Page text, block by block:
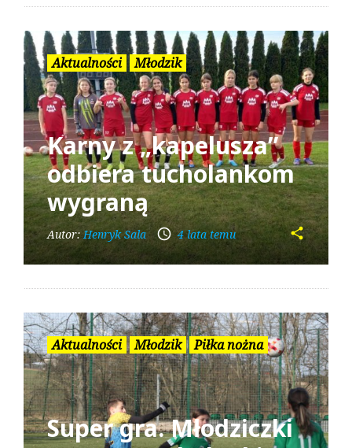
Aktualności Młodzik
Karny z „kapelusza”
odbiera tucholankom
wygraną
Autor:Henryk Sala access_time 4 lata temu share
Aktualności Młodzik Piłka nożna
Super gra. Młodziczki